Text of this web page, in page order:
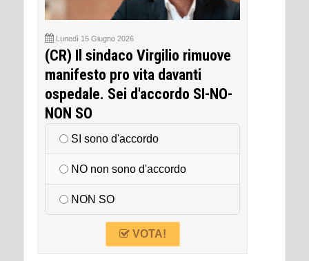
Lunedì 15 Giugno 2026
(CR) Il sindaco Virgilio rimuove
manifesto pro vita davanti
ospedale. Sei d'accordo SI-NO-
NON SO
SI sono d'accordo
NO non sono d'accordo
NON SO
VOTA!